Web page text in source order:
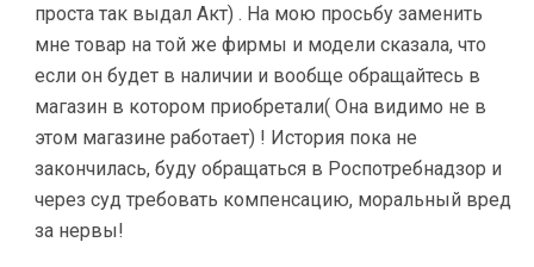
проста так выдал Акт) . На мою просьбу заменить
мне товар на той же фирмы и модели сказала, что
если он будет в наличии и вообще обращайтесь в
магазин в котором приобретали( Она видимо не в
этом магазине работает) ! История пока не
закончилась, буду обращаться в Роспотребнадзор и
через суд требовать компенсацию, моральный вред
за нервы!